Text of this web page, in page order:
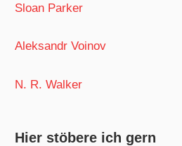
Sloan Parker
Aleksandr Voinov
N. R. Walker
Hier stöbere ich gern